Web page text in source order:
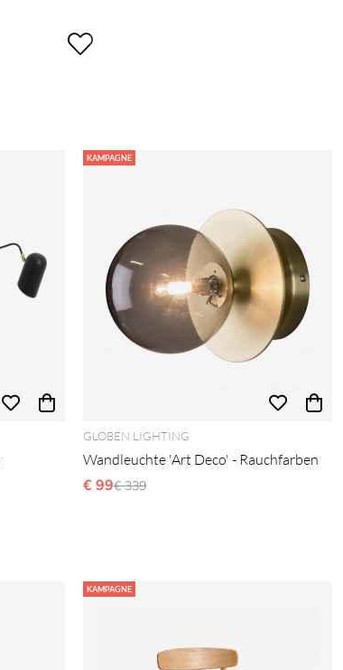
KAMPAGNE
GLOBEN LIGHTING
Wandleuchte 'Art Deco' - Rauchfarben
€ 99Ordinarie pris:
€ 339
KAMPAGNE